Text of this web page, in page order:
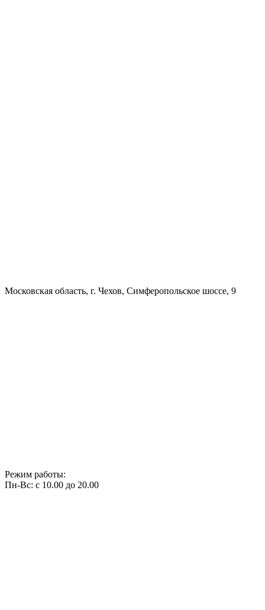
Московская область, г. Чехов, Симферопольское шоссе, 9
Режим работы:
Пн-Вс: с 10.00 до 20.00